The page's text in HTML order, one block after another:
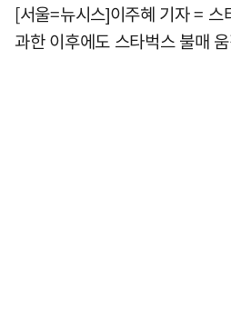
[서울=뉴시스]이주혜 기자 =
과한 이후에도 스타벅스 불매